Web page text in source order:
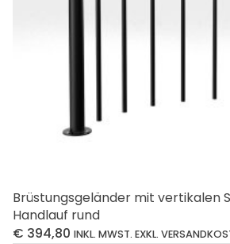
Brüstungsgeländer mit vertikalen
Handlauf rund
€ 394,80 INKL. MWST. EXKL.